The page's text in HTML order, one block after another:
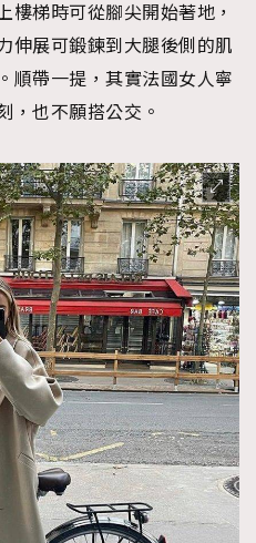
樓梯時可從腳尖開始著地，
伸展可鍛鍊到大腿後側的肌
順帶一提，其實法國女人寧
，也不願搭公交。